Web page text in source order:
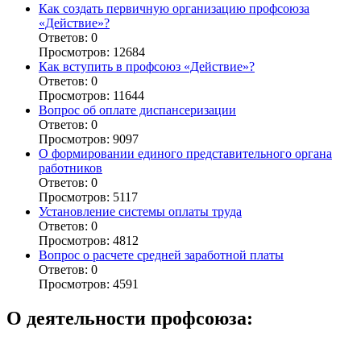
Как создать первичную организацию профсоюза
«Действие»?
Ответов: 0
Просмотров: 12684
Как вступить в профсоюз «Действие»?
Ответов: 0
Просмотров: 11644
Вопрос об оплате диспансеризации
Ответов: 0
Просмотров: 9097
О формировании единого представительного органа
работников
Ответов: 0
Просмотров: 5117
Установление системы оплаты труда
Ответов: 0
Просмотров: 4812
Вопрос о расчете средней заработной платы
Ответов: 0
Просмотров: 4591
О деятельности профсоюза: